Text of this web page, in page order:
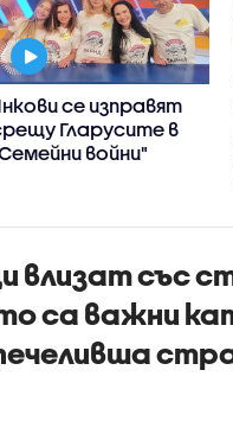
се изправят
Гларусите в
войни"
влизат със
са важни